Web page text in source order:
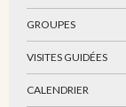
GROUPES
VISITES GUIDÉES
CALENDRIER